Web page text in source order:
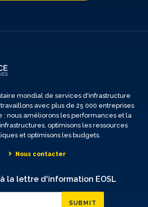
mondial de services d'infrastructure
avec plus de 25 000 entreprises
: nous améliorons les performances et la
optimisons les ressources
et optimisons les budgets.
Nous contacter
la lettre d'information EOSL
SUBMIT